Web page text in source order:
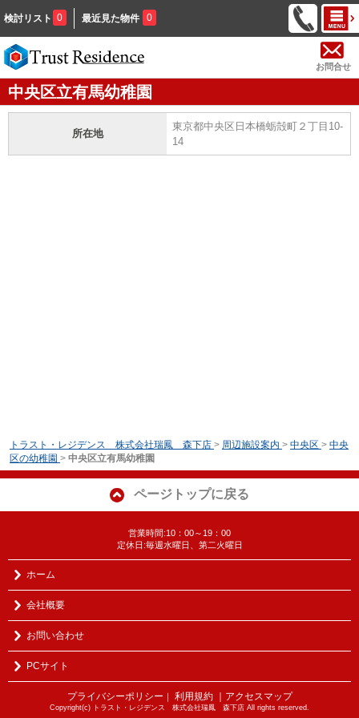
検討リスト 0 最近見た物件 0
お問合せ
中央区立有馬幼稚園
所在地
東京都中央区日本橋蛎殻町２丁目10-
14
トラスト・レジデンス 株式会社瑞鳳 森下店 > 周辺施設案内 > 中央区 > 中央
区の幼稚園 > 中央区立有馬幼稚園
ページトップに戻る
営業時間:10：00～19：00
定休日:毎週水曜日、第二火曜日
ホーム
会社概要
お問い合わせ
PCサイト
プライバシーポリシー ｜ 利用規約 ｜アクセスマップ
Copyright(c) トラスト・レジデンス 株式会社瑞鳳 森下店 All rights reserved.